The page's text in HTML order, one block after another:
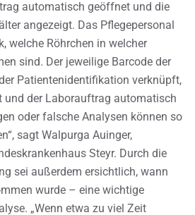
automatisch geöffnet und die
angezeigt. Das Pflegepersonal
welche Röhrchen in welcher
sind. Der jeweilige Barcode der
Patientenidentifikation verknüpft,
und der Laborauftrag automatisch
oder falsche Analysen können so
sagt Walpurga Auinger,
Steyr. Durch die
sei außerdem ersichtlich, wann
wurde – eine wichtige
„Wenn etwa zu viel Zeit